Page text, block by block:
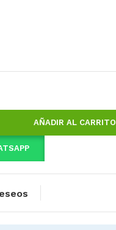
AÑADIR AL CARRITO